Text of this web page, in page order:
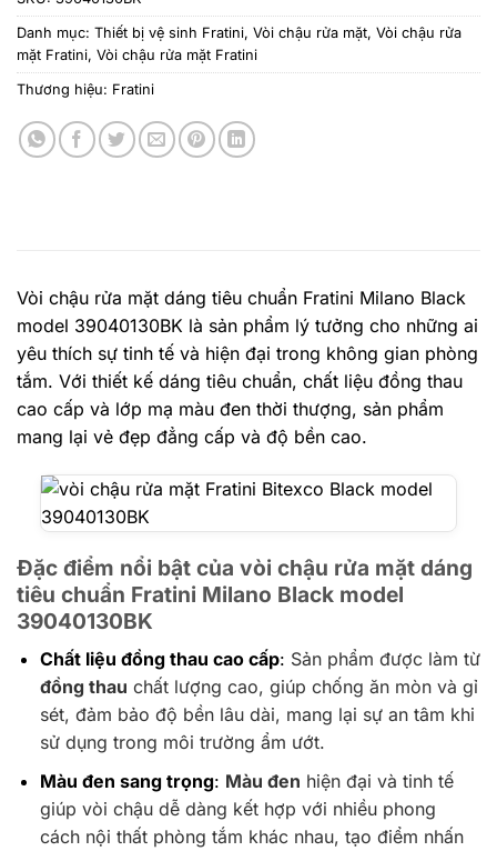
Danh mục: Thiết bị vệ sinh Fratini, Vòi chậu rửa mặt, Vòi chậu rửa
mặt Fratini, Vòi chậu rửa mặt Fratini
Thương hiệu: Fratini
Vòi chậu rửa mặt dáng tiêu chuẩn Fratini Milano Black
model 39040130BK là sản phẩm lý tưởng cho những ai
yêu thích sự tinh tế và hiện đại trong không gian phòng
tắm. Với thiết kế dáng tiêu chuẩn, chất liệu đồng thau
cao cấp và lớp mạ màu đen thời thượng, sản phẩm
mang lại vẻ đẹp đẳng cấp và độ bền cao.
Đặc điểm nổi bật của vòi chậu rửa mặt dáng
tiêu chuẩn Fratini Milano Black model
39040130BK
Chất liệu đồng thau cao cấp: Sản phẩm được làm từ
đồng thau chất lượng cao, giúp chống ăn mòn và gỉ
sét, đảm bảo độ bền lâu dài, mang lại sự an tâm khi
sử dụng trong môi trường ẩm ướt.
Màu đen sang trọng: Màu đen hiện đại và tinh tế
giúp vòi chậu dễ dàng kết hợp với nhiều phong
cách nội thất phòng tắm khác nhau, tạo điểm nhấn